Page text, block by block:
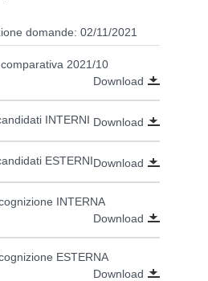
domande: 02/11/2021
2021/10
Download
INTERNI Download
ESTERNIDownload
INTERNA
Download
ESTERNA
Download